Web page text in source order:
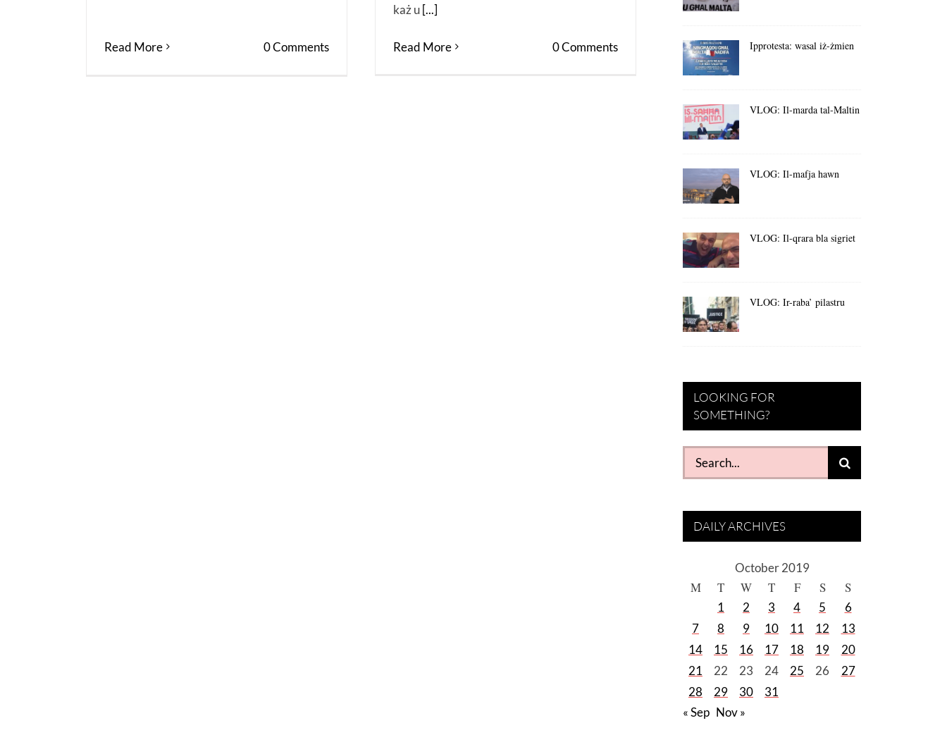
Read More 0 Comments
każ u [...]
Read More 0 Comments Ipprotesta: wasal iż-żmien
VLOG: Il-marda tal-Maltin
VLOG: Il-mafja hawn
VLOG: Il-qrara bla sigriet
VLOG: Ir-raba’ pilastru
LOOKING FOR
SOMETHING?
Search
for:
DAILY ARCHIVES
October 2019
M T W T F S S
1 2 3 4 5
6
7
8 9 10 11 12
13
14
15 16 17 18 19
20
21
22 23 24 25 26
27
28
29 30
31
« Sep Nov »